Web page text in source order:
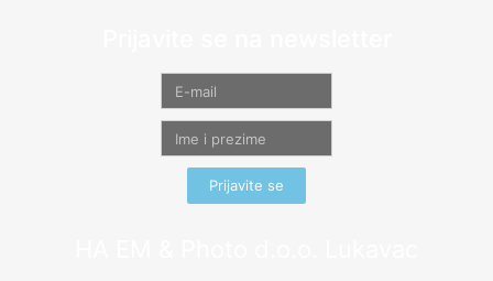
Prijavite se